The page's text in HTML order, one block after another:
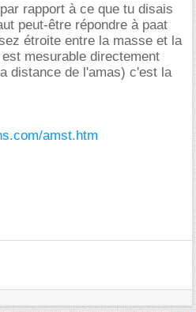
rapport à ce que tu disais
peut-être répondre à paat
étroite entre la masse et la
mesurable directement
distance de l'amas) c'est la
amst.htm